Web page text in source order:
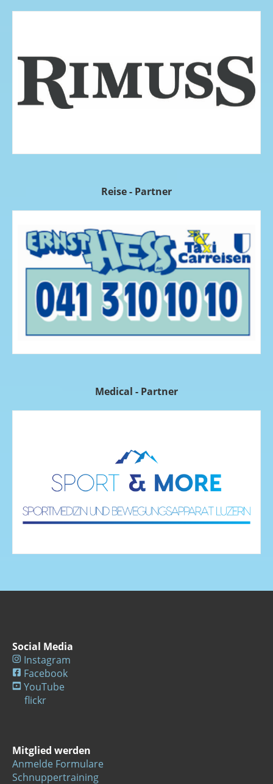
Reise - Partner
Medical - Partner
Social Media
Instagram
Facebook
YouTube
flickr
Mitglied werden
Anmelde Formulare
Schnuppertraining